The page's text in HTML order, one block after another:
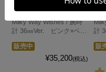
Milky Way Wishes / 腕時
計 36㎜Ver. ピンク×ベル
販売中
¥35,200(税込)
星
計
販